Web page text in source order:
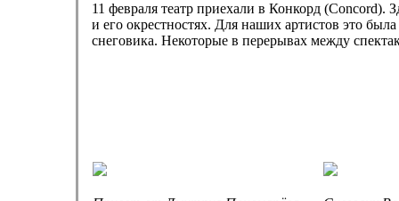
11 февраля театр приехали в Конкорд (Concord).
и его окрестностях. Для наших артистов это
снеговика. Некоторые в перерывах между